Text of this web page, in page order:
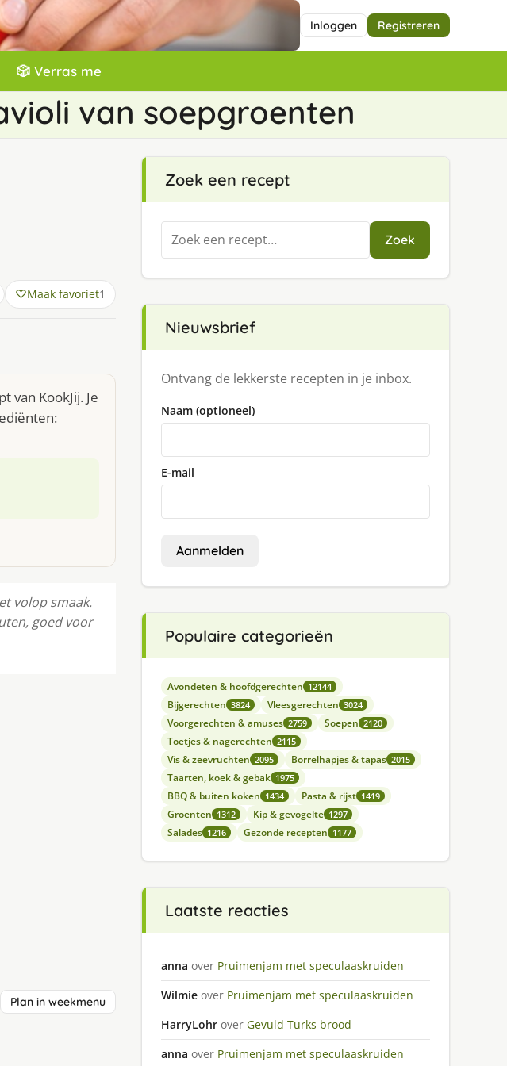
Inloggen Registreren
🎲 Verras me
van soepgroenten
Maak favoriet1
KookJij. Je
volop smaak.
goed voor
Plan in weekmenu
Zoek een recept
Zoeken
naar:
Zoek
Nieuwsbrief
Ontvang de lekkerste recepten in je inbox.
Naam (optioneel)
E-mail
Aanmelden
Populaire categorieën
Avondeten & hoofdgerechten 12144
Bijgerechten 3824 Vleesgerechten 3024
Voorgerechten & amuses 2759 Soepen 2120
Toetjes & nagerechten 2115
Vis & zeevruchten 2095 Borrelhapjes & tapas 2015
Taarten, koek & gebak 1975
BBQ & buiten koken 1434 Pasta & rijst 1419
Groenten 1312 Kip & gevogelte 1297
Salades 1216 Gezonde recepten 1177
Laatste reacties
anna over Pruimenjam met speculaaskruiden
Wilmie over Pruimenjam met speculaaskruiden
HarryLohr over Gevuld Turks brood
anna over Pruimenjam met speculaaskruiden